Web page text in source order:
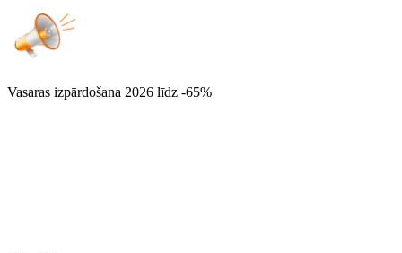
Vasaras izpārdošana 2026 līdz -65%